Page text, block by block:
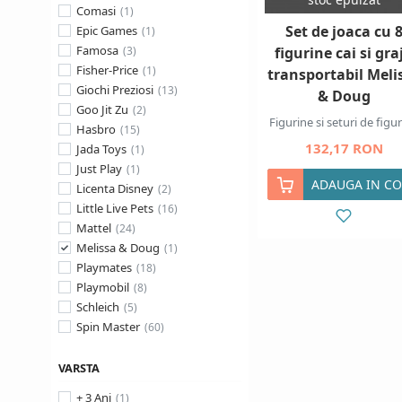
Comasi
Epic Games
Famosa
Fisher-Price
Giochi Preziosi
Goo Jit Zu
Hasbro
Jada Toys
Just Play
Licenta Disney
Little Live Pets
Mattel
Melissa & Doug
Playmates
Playmobil
Schleich
Spin Master
VARSTA
+ 3 Ani
Set de joaca cu 8
figurine cai si
transportabil
& Doug
Figurine si seturi de
132,17 RON
ADAUGA IN